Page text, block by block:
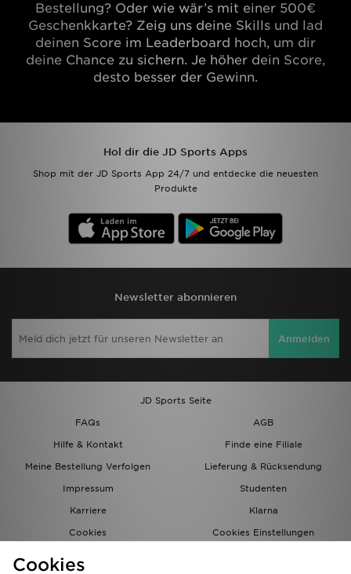
Bestellung? Oder wie wär’s mit einer 500€
Geschenkkarte? Zeig uns deine Skills und lad
deinen Score im Leaderboard hoch, um dir
deine Chance zu sichern. Je höher dein Score,
desto besser der Gewinn.
Hol dir die JD Sports Apps
Shop mit der JD Sports App 24/7 und entdecke die neuesten
Produkte
Newsletter abonnieren
Anmelden
JD Sports Seite
FAQs
AGB
Hilfe & Kontakt
Finde eine Filiale
Meine Bestellung Verfolgen
Lieferung & Rücksendung
Impressum
Studenten
Karriere
Klarna
Cookies
Cookies Einstellungen
Cookies